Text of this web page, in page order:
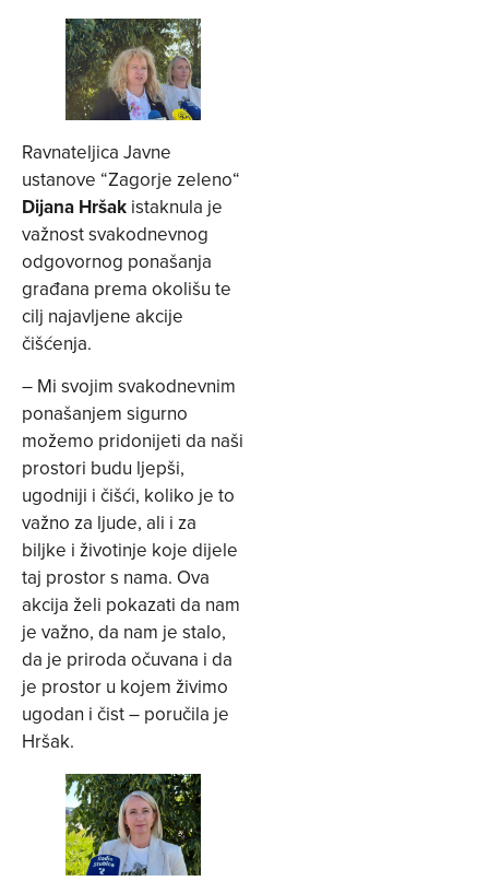
Ravnateljica Javne
ustanove “Zagorje zeleno“
Dijana Hršak istaknula je
važnost svakodnevnog
odgovornog ponašanja
građana prema okolišu te
cilj najavljene akcije
čišćenja.
– Mi svojim svakodnevnim
ponašanjem sigurno
možemo pridonijeti da naši
prostori budu ljepši,
ugodniji i čišći, koliko je to
važno za ljude, ali i za
biljke i životinje koje dijele
taj prostor s nama. Ova
akcija želi pokazati da nam
je važno, da nam je stalo,
da je priroda očuvana i da
je prostor u kojem živimo
ugodan i čist – poručila je
Hršak.